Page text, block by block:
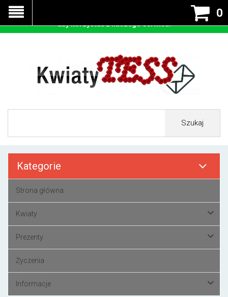
0
Szukaj
Kategorie
Strona główna
Kwiaty
Prezenty
Życzenia
Informacje
Nasza strona korzysta z cookies - czyli tzw ciastek w celu
prawidłowego działania. Zaakceptuj przyjmowanie cookies
aby korzystać z naszego serwisu.